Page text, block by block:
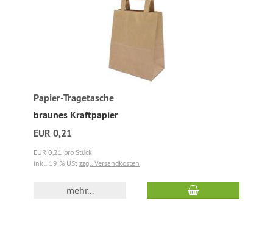
Papier-Tragetasche
braunes Kraftpapier
EUR 0,21
EUR 0,21 pro Stück
inkl. 19 % USt zzgl. Versandkosten
mehr...